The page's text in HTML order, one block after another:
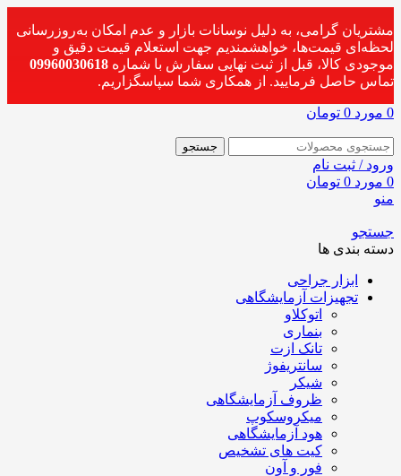
مشتریان گرامی، به دلیل نوسانات بازار و عدم امکان به‌روزرسانی
لحظه‌ای قیمت‌ها، خواهشمندیم جهت استعلام قیمت دقیق و
موجودی کالا، قبل از ثبت نهایی سفارش با شماره 09960030618
تماس حاصل فرمایید. از همکاری شما سپاسگزاریم.
0 مورد 0 تومان
جستجو
ورود / ثبت نام
0 مورد 0 تومان
منو
جستجو
دسته بندی ها
ابزار جراحی
تجهیزات آزمایشگاهی
اتوکلاو
بنماری
تانک ازت
سانتریفوژ
شیکر
ظروف آزمایشگاهی
میکروسکوپ
هود آزمایشگاهی
کیت های تشخیص
فور و آون